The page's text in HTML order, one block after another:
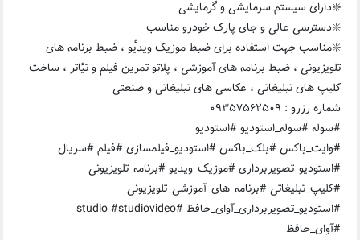
❇️دارای سیستم سرمایشی و گرمایشی
❇️دسترسی عالی و جای پارک خودرو مناسب
❇️مناسب جهت استفاده برای ضبط موزیک ویدیٔو ، ضبط برنامه های
تلویزیونی ، ضبط برنامه های آموزشی ، پلاتو تمرین فیلم و تیٔاتر ، ساخت
کلیپ های تبلیغاتی ، عکاسی های تبلیغاتی و صنعتی
شماره رزرو : ٠٩٣۵٧۵۶٢۵٠٩
#سوله #سوله_استودیو #استودیو
#وایت_باکس #بلک_باکس #استودیو_فیلمسازی #فیلم #سریال
#استودیو_تصویربرداری #موزیک_ویدیو #برنامه_تلویزیونی
#کلیپ_تبلیغاتی #برنامه_های_آموزشی_تلویزیونی
#استودیو_تصویربرداری_آوای_حافظ #studio #studiovideo
#آوای_حافظ